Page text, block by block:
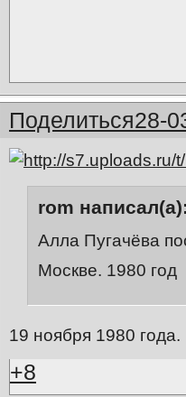
Поделиться28-
rom
Алла Пугачёва
Москве. 1980 год
19 ноября 1980 года.
+8